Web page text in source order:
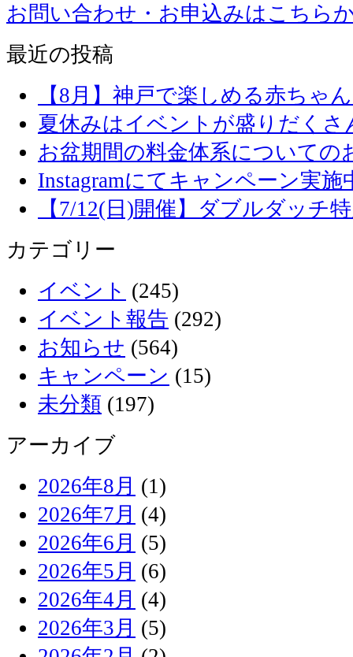
お問い合わせ・お申込みはこちら
最近の投稿
【8月】神戸で楽しめる赤ちゃ
夏休みはイベントが盛りだくさ
お盆期間の料金体系についての
Instagramにてキャンペーン実施
【7/12(日)開催】ダブルダッチ
カテゴリー
イベント (245)
イベント報告 (292)
お知らせ (564)
キャンペーン (15)
未分類 (197)
アーカイブ
2026年8月 (1)
2026年7月 (4)
2026年6月 (5)
2026年5月 (6)
2026年4月 (4)
2026年3月 (5)